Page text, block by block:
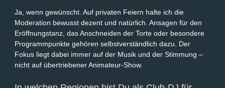
Ja, wenn gewünscht. Auf privaten Feiern halte ich die
Moderation bewusst dezent und natürlich. Ansagen für den
Eröffnungstanz, das Anschneiden der Torte oder besondere
Programmpunkte gehören selbstverständlich dazu. Der
Fokus liegt dabei immer auf der Musik und der Stimmung –
nicht auf übertriebener Animateur-Show.